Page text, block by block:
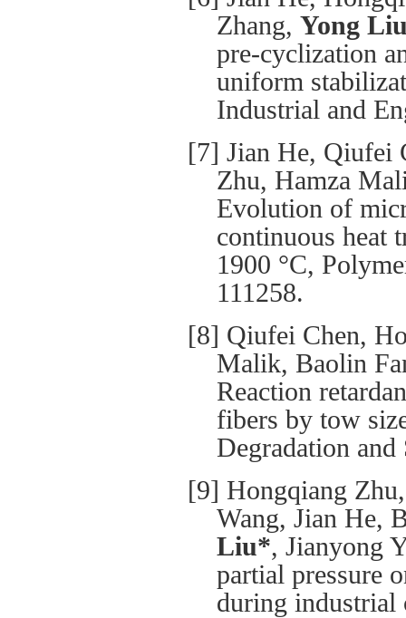
Zhang, Yong
pre-cyclization
uniform
Industrial and
[7] Jian He, Qiufei
Zhu, Hamza
Evolution of
continuous heat
1900 °C,
111258.
[8] Qiufei Chen,
Malik, Baolin
Reaction
fibers by tow
Degradation
[9] Hongqiang
Wang, Jian He,
Liu*, Jianyong
partial pressure
during industrial